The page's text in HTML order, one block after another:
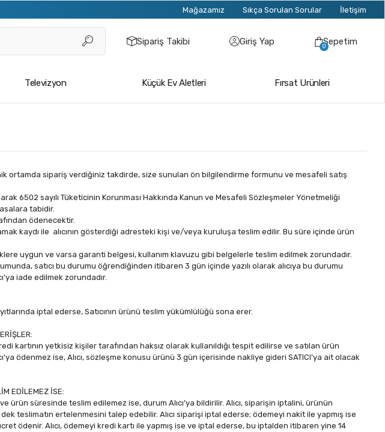
Mağazamız Sıkça Sorulan Sorular İletişim
Sipariş Takibi Giriş Yap 0Sepetim
Televizyon Küçük Ev Aletleri Fırsat Ürünleri
ortamda sipariş verdiğiniz takdirde, size sunulan ön bilgilendirme formunu ve mesafeli satış
6502 sayılı Tüketicinin Korunması Hakkında Kanun ve Mesafeli Sözleşmeler Yönetmeliği
tabidir.
ödenecektir.
kaydı ile alıcının gösterdiği adresteki kişi ve/veya kuruluşa teslim edilir. Bu süre içinde ürün
uygun ve varsa garanti belgesi, kullanım klavuzu gibi belgelerle teslim edilmek zorundadır.
satıcı bu durumu öğrendiğinden itibaren 3 gün içinde yazılı olarak alıcıya bu durumu
iade edilmek zorundadır.
iptal ederse, Satıcının ürünü teslim yükümlülüğü sona erer.
kartının yetkisiz kişiler tarafından haksız olarak kullanıldığı tespit edilirse ve satılan ürün
ödenmez ise, Alıcı, sözleşme konusu ürünü 3 gün içerisinde nakliye gideri SATICI’ya ait olacak
EDİLEMEZ İSE:
ürün süresinde teslim edilemez ise, durum Alıcı’ya bildirilir. Alıcı, siparişin iptalini, ürünün
teslimatın ertelenmesini talep edebilir. Alıcı siparişi iptal ederse; ödemeyi nakit ile yapmış ise
ödenir. Alıcı, ödemeyi kredi kartı ile yapmış ise ve iptal ederse, bu iptalden itibaren yine 14